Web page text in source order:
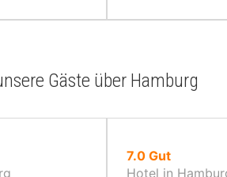
Gäste über Hamburg
7.0von
10,
Gut
Hotel in